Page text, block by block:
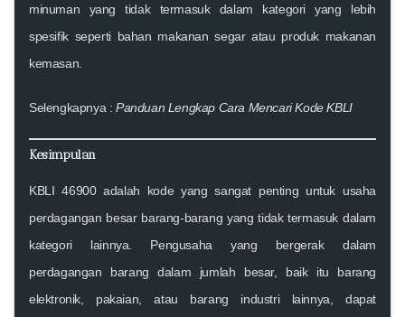
minuman yang tidak termasuk dalam kategori yang lebih
spesifik seperti bahan makanan segar atau produk makanan
kemasan.
Selengkapnya : Panduan Lengkap Cara Mencari Kode KBLI
Kesimpulan
KBLI 46900 adalah kode yang sangat penting untuk usaha
perdagangan besar barang-barang yang tidak termasuk dalam
kategori lainnya. Pengusaha yang bergerak dalam
perdagangan barang dalam jumlah besar, baik itu barang
elektronik, pakaian, atau barang industri lainnya, dapat